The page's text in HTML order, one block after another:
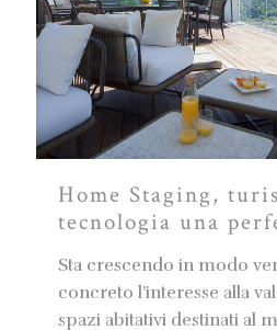
Home Staging,
tecnologia una
Sta crescendo in modo
concreto l’interesse alla
spazi abitativi destinati al